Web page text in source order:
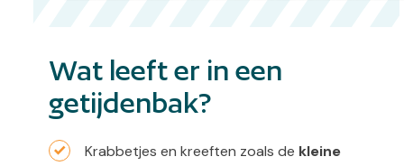
Wat leeft er in een
getijdenbak?
Krabbetjes en kreeften zoals de kleine